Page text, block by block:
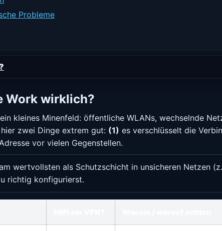
Probleme
Work wirklich?
kleines Minenfeld: öffentliche WLANs, wechselnde
zwei Dinge extrem gut: (1) es verschlüsselt die
vor vielen Gegenstellen.
wertvollsten als Schutzschicht in unsicheren Netzen
richtig konfigurierst.